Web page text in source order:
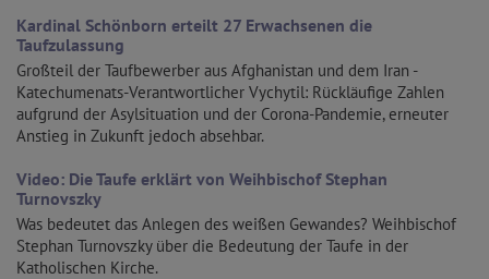
Kardinal Schönborn erteilt 27 Erwachsenen die
Taufzulassung
Großteil der Taufbewerber aus Afghanistan und dem Iran -
Katechumenats-Verantwortlicher Vychytil: Rückläufige Zahlen
aufgrund der Asylsituation und der Corona-Pandemie, erneuter
Anstieg in Zukunft jedoch absehbar.
Video: Die Taufe erklärt von Weihbischof Stephan
Turnovszky
Was bedeutet das Anlegen des weißen Gewandes? Weihbischof
Stephan Turnovszky über die Bedeutung der Taufe in der
Katholischen Kirche.